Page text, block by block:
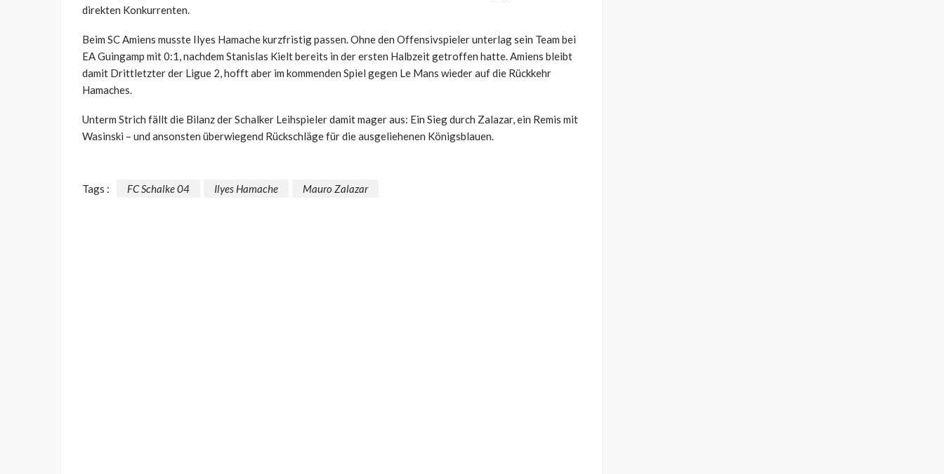
direkten Konkurrenten.
Beim SC Amiens musste Ilyes Hamache kurzfristig passen. Ohne den Offensivspieler unterlag sein Team bei
EA Guingamp mit 0:1, nachdem Stanislas Kielt bereits in der ersten Halbzeit getroffen hatte. Amiens bleibt
damit Drittletzter der Ligue 2, hofft aber im kommenden Spiel gegen Le Mans wieder auf die Rückkehr
Hamaches.
Unterm Strich fällt die Bilanz der Schalker Leihspieler damit mager aus: Ein Sieg durch Zalazar, ein Remis mit
Wasinski – und ansonsten überwiegend Rückschläge für die ausgeliehenen Königsblauen.
Tags : FC Schalke 04 Ilyes Hamache Mauro Zalazar